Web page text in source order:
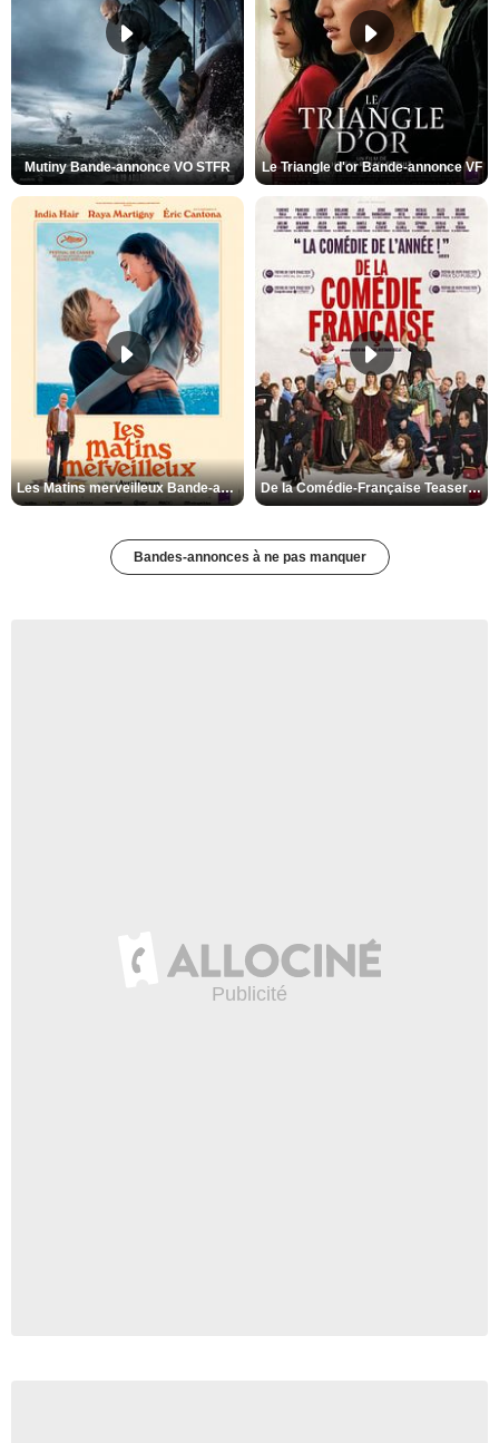
Mutiny Bande-annonce VO STFR Le Triangle d'or Bande-annonce VF
Les Matins merveilleux Bande-annonce VF De la Comédie-Française Teaser VF
Bandes-annonces à ne pas manquer